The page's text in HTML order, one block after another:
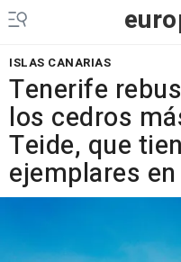
ISLAS CANARIAS
Tenerife
los cedros
Teide, que
ejemplares